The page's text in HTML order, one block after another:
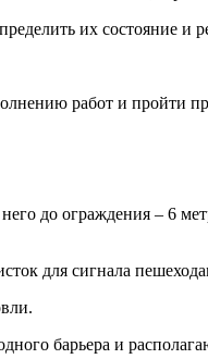
их состояние и
работ и пройти
до ограждения – 6
для сигнала
барьера и